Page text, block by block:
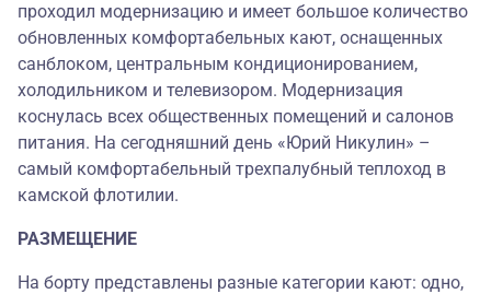
проходил модернизацию и имеет большое количество
обновленных комфортабельных кают, оснащенных
санблоком, центральным кондиционированием,
холодильником и телевизором. Модернизация
коснулась всех общественных помещений и салонов
питания. На сегодняшний день «Юрий Никулин» –
самый комфортабельный трехпалубный теплоход в
камской флотилии.
РАЗМЕЩЕНИЕ
На борту представлены разные категории кают: одно,